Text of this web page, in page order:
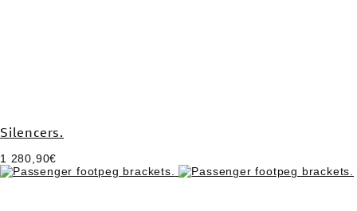
Silencers.
1 280,90€